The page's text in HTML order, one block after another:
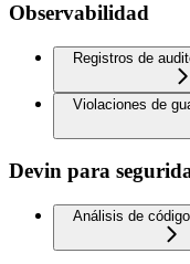
Observabilidad
Registros de
Violaciones de
Devin para
Análisis de